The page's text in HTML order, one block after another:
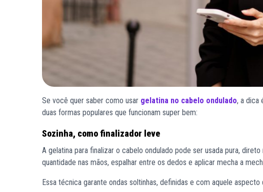
Se você quer saber como usar gelatina no cabelo ondulado, a dica
duas formas populares que funcionam super bem:
Sozinha, como finalizador leve
A gelatina para finalizar o cabelo ondulado pode ser usada pura,
quantidade nas mãos, espalhar entre os dedos e aplicar mecha a
Essa técnica garante ondas soltinhas, definidas e com aquele